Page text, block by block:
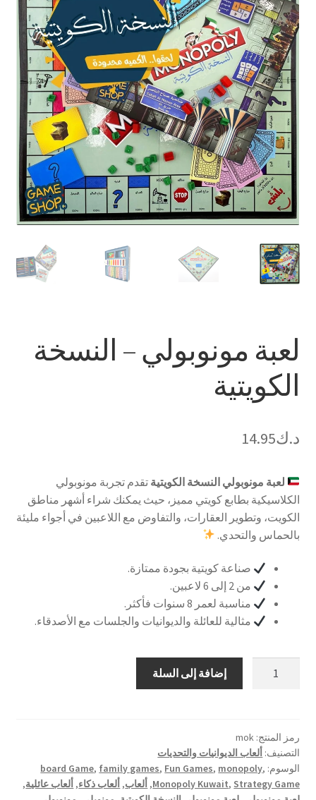
تواصل معنا
العربية
Expand
child
menu
لعبة مونوبولي – النسخة
الكويتية
د.ك14.95
لعبة مونوبولي النسخة الكويتية تقدم تجربة مونوبولي
الكلاسيكية بطابع كويتي مميز، حيث يمكنك شراء أشهر مناطق
الكويت، وتطوير العقارات، والتفاوض مع اللاعبين في أجواء مليئة
بالحماس والتحدي.
صناعة كويتية بجودة ممتازة.
من 2 إلى 6 لاعبين.
مناسبة لعمر 8 سنوات فأكثر.
مثالية للعائلة والديوانيات والجلسات مع الأصدقاء.
النسخة
الكويتية
إضافة إلى السلة
رمز المنتج: mok
التصنيف: ألعاب الديوانيات والتحديات
الوسوم:
board Game, family games, Fun Games, monopoly,
Monopoly Kuwait, Strategy Game
, ألعاب, ألعاب ذكاء, ألعاب عائلية,